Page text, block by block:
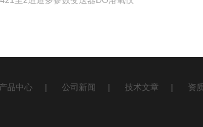
产品中心 | 公司新闻 | 技术文章 | 资